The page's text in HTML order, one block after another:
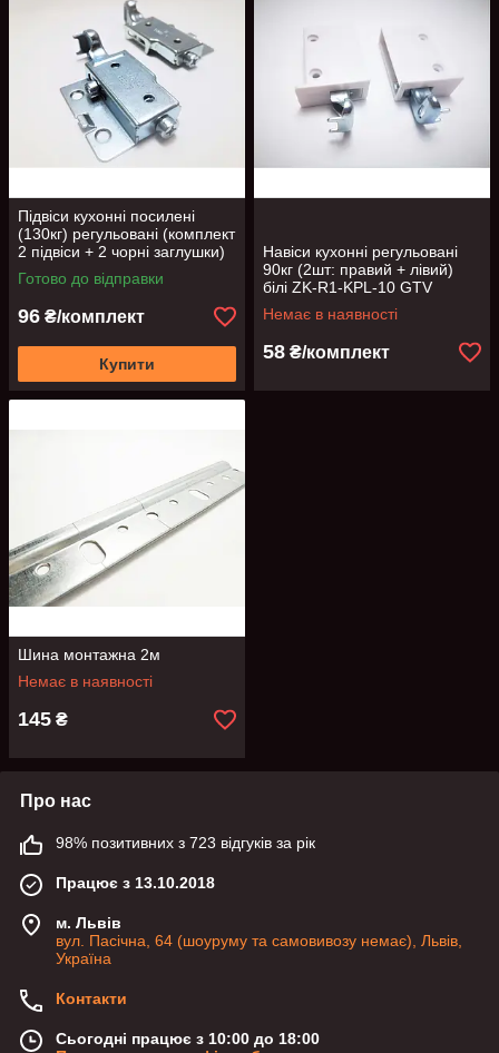
Підвіси кухонні посилені
(130кг) регульовані (комплект
2 підвіси + 2 чорні заглушки)
STRONG GTV
Готово до відправки
96 ₴/комплект
Купити
Навіси кухонні регульовані
90кг (2шт: правий + лівий)
білі ZK-R1-KPL-10 GTV
Немає в наявності
58 ₴/комплект
Шина монтажна 2м
Немає в наявності
145 ₴
Про нас
98% позитивних з 723 відгуків за рік
Працює з 13.10.2018
м. Львів
вул. Пасічна, 64 (шоуруму та самовивозу немає), Львів,
Україна
Контакти
Сьогодні працює з 10:00 до 18:00